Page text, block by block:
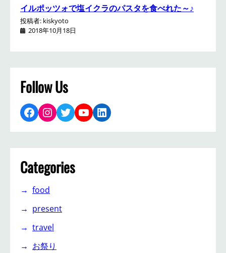
イルポッツォで塩イクラのパスタを食べれた～♪
投稿者: kiskyoto
2018年10月18日
Follow Us
Facebook Instagram Twitter YouTube LinkedIn
Categories
food
present
travel
お祭り